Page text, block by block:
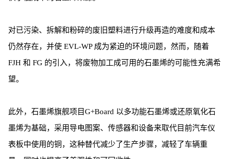
对已污染、拆解和粉碎的废旧塑料进行升级再造的难度和成本
仍然存在，并使 EVL-WP 成为紧迫的环境问题，然而，随着
FJH 和 FG 的引入，将废物加工成可用的石墨烯的可能性充满希
望。
此外，石墨烯旗舰项目G+Board 以多功能石墨烯或还原氧化石
墨烯为基础，采用导电图案、传感器和设备来取代目前汽车仪
表板中使用的铜，这种替代减少了生产步骤，减轻了车辆重